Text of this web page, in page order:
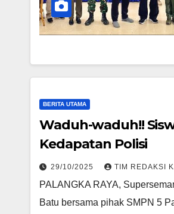
BERITA UTAMA
Waduh-waduh!!
Kedapatan Polisi
29/10/2025 TIM REDAKSI
PALANGKA RAYA,
Batu bersama pihak SMPN 5